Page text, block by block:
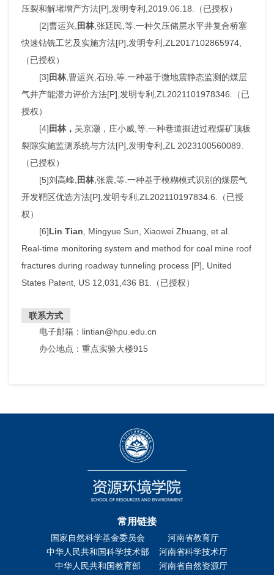
压裂和解堵增产方法[P],发明专利,2019.06.18.（已授权）
[2]曹运兴, 田林,张廷民,等.一种欠压储层水平井复合桥塞
快速钻铣工艺及实施方法[P],发明专利,ZL2017102865974,
（已授权）
[3]田林,曹运兴,石玢,等.一种基于微地震静态监测的煤层
气井产能潜力评价方法[P],发明专利,ZL2021101978346.（已
授权）
[4]田林， 吴京灏，庄小威,等.一种巷道掘进过程煤矿顶板
裂隙实施监测系统与方法[P],发明专利,ZL 2023100560089.
（已授权）
[5]刘高峰, 田林,张震,等.一种基于模糊模式识别的煤层气
开发靶区优选方法[P],发明专利,ZL202110197834.6.（已授
权）
[6]Lin Tian , Mingyue Sun, Xiaowei Zhuang, et al.
Real-time monitoring system and method for coal mine roof
fractures during roadway tunneling process [P], United
States Patent, US 12,031,436 B1.（已授权）
联系方式
电子邮箱：lintian@hpu.edu.cn
办公地点：重点实验大楼915
常用链接
国家自然科学基金委员会
中华人民共和国科学技术部
中华人民共和国教育部
河南省教育厅
河南省科学技术厅
河南省自然资源厅